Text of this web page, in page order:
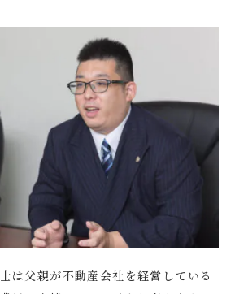
は父親が不動産会社を経営している